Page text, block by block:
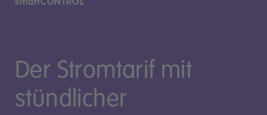
smartCONTROL
Der Stromtarif mit
stündlicher